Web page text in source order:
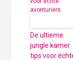
De ultieme
jungle kamer
tips voor